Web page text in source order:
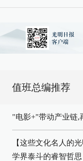
值班总编推荐
"电影+"带动产业链,
【这些文化名人的
学界泰斗的睿智哲思